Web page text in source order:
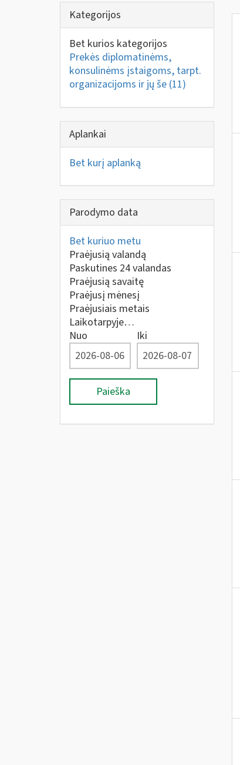
Kategorijos
Bet kurios kategorijos
Prekės diplomatinėms,
konsulinėms įstaigoms, tarpt.
organizacijoms ir jų še (11)
Aplankai
Bet kurį aplanką
Parodymo data
Bet kuriuo metu
Praėjusią valandą
Paskutines 24 valandas
Praėjusią savaitę
Praėjusį mėnesį
Praėjusiais metais
Laikotarpyje…
Nuo
Iki
Paieška